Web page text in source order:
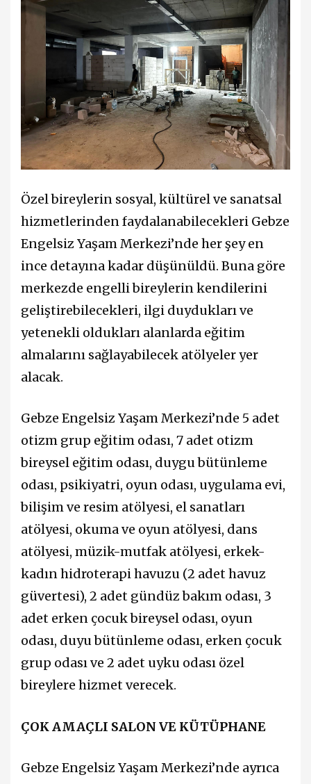
Özel bireylerin sosyal, kültürel ve sanatsal
hizmetlerinden faydalanabilecekleri Gebze
Engelsiz Yaşam Merkezi’nde her şey en
ince detayına kadar düşünüldü. Buna göre
merkezde engelli bireylerin kendilerini
geliştirebilecekleri, ilgi duydukları ve
yetenekli oldukları alanlarda eğitim
almalarını sağlayabilecek atölyeler yer
alacak.
Gebze Engelsiz Yaşam Merkezi’nde 5 adet
otizm grup eğitim odası, 7 adet otizm
bireysel eğitim odası, duygu bütünleme
odası, psikiyatri, oyun odası, uygulama evi,
bilişim ve resim atölyesi, el sanatları
atölyesi, okuma ve oyun atölyesi, dans
atölyesi, müzik-mutfak atölyesi, erkek-
kadın hidroterapi havuzu (2 adet havuz
güvertesi), 2 adet gündüz bakım odası, 3
adet erken çocuk bireysel odası, oyun
odası, duyu bütünleme odası, erken çocuk
grup odası ve 2 adet uyku odası özel
bireylere hizmet verecek.
ÇOK AMAÇLI SALON VE KÜTÜPHANE
Gebze Engelsiz Yaşam Merkezi’nde ayrıca